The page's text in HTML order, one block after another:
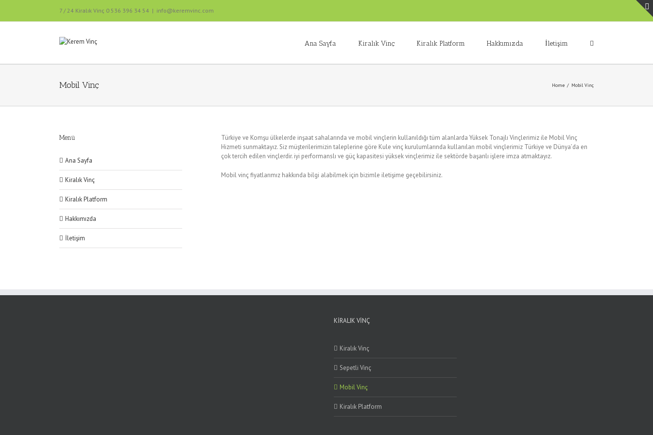
7 / 24 Kiralık Vinç 0 536 396 34 54 | info@keremvinc.com
Ana Sayfa Kiralık Vinç Kiralık Platform Hakkımızda İletişim
Mobil Vinç Home / Mobil Vinç
Türkiye ve Komşu ülkelerde inşaat sahalarında ve mobil vinçlerin kullanıldığı tüm alanlarda Yüksek Tonajlı Vinçlerimiz ile Mobil Vinç
Hizmeti sunmaktayız. Siz müşterilerimizin taleplerine göre Kule vinç kurulumlarında kullanılan mobil vinçlerimiz Türkiye ve Dünya’da en
çok tercih edilen vinçlerdir. iyi performanslı ve güç kapasitesi yüksek vinçlerimiz ile sektörde başarılı işlere imza atmaktayız.
Mobil vinç fiyatlarımız hakkında bilgi alabilmek için bizimle iletişime geçebilirsiniz.
Menü
Ana Sayfa
Kiralık Vinç
Kiralık Platform
Hakkımızda
İletişim
KIRALIK VINÇ
Kiralık Vinç
Sepetli Vinç
Mobil Vinç
Kiralık Platform